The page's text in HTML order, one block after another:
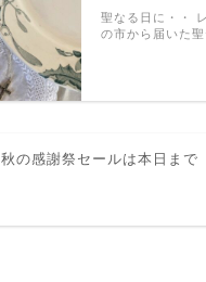
聖なる日に・・
の市から届いた
秋の感謝祭セールは本日まで